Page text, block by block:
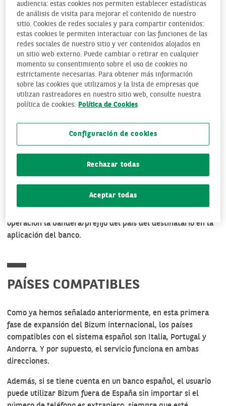
El Bizum es un sistema de envío de dinero integrado en la
app de la mayoría de bancos españoles, que hasta la fecha
era de alcance nacional. Sin embargo, con el nombre de
Bizum Internacional se ha expandidoy permite la
transferencia inmediata de dinero entre usuarios de
Portugal, Italia, Andorra y, por supuesto, España.
CÓMO FUNCIONA BIZUM
INTERNACIONAL
El Bizum internacional funciona de forma similar al
nacional. A través del teléfono móvil, cuyo número debe
estar vinculado a una cuenta bancaria, y la transferencia es
gratuita y se ejecuta con efecto inmediato. Lo único
operación la bandera/prefijo del país del destinatario en la
aplicación del banco.
PAÍSES COMPATIBLES
Como ya hemos señalado anteriormente, en esta primera
fase de expansión del Bizum internacional, los países
compatibles con el sistema español son Italia, Portugal y
Andorra. Y por supuesto, el servicio funciona en ambas
direcciones.
Además, si se tiene cuenta en un banco español, el usuario
puede utilizar Bizum fuera de España sin importar si el
audiencia: estas cookies nos permiten establecer estadísticas
de análisis de visita para mejorar el contenido de nuestro
sitio. Cookies de redes sociales y para compartir contenidos:
estas cookies le permiten interactuar con las funciones de las
redes sociales de nuestro sitio y ver contenidos alojados en
un sitio web externo. Puede cambiar o retirar en cualquier
momento su consentimiento sobre el uso de cookies no
estrictamente necesarias. Para obtener más información
sobre las cookies que utilizamos y la lista de empresas que
utilizan rastreadores en nuestro sitio web, consulte nuestra
política de cookies:
Política de Cookies
Configuración de cookies
Rechazar todas
Aceptar todas